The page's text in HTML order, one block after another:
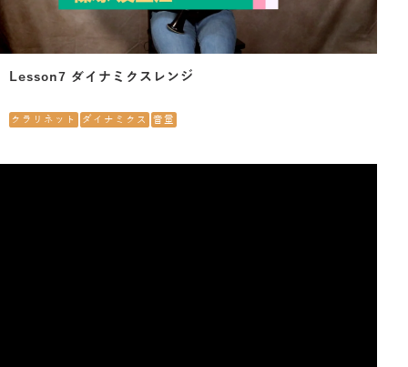
Lesson7 ダイナミクスレンジ
クラリネット ダイナミクス 音量